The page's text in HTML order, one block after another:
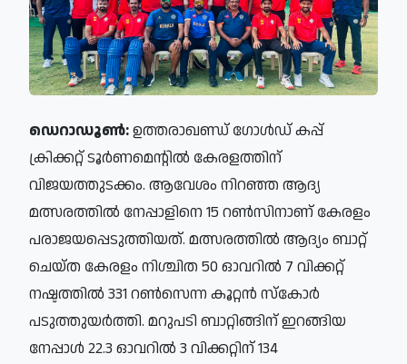
ഡെറാഡൂൺ:ഉത്തരാഖണ്ഡ് ഗോൾഡ് കപ്പ്
ക്രിക്കറ്റ് ടൂർണമെന്റിൽ കേരളത്തിന്
വിജയത്തുടക്കം. ആവേശം നിറഞ്ഞ ആദ്യ
മത്സരത്തിൽ നേപ്പാളിനെ 15 റൺസിനാണ് കേരളം
പരാജയപ്പെടുത്തിയത്. മത്സരത്തിൽ ആദ്യം ബാറ്റ്
ചെയ്ത കേരളം നിശ്ചിത 50 ഓവറിൽ 7 വിക്കറ്റ്
നഷ്ടത്തിൽ 331 റൺസെന്ന കൂറ്റൻ സ്കോർ
പടുത്തുയർത്തി. മറുപടി ബാറ്റിങ്ങിന് ഇറങ്ങിയ
നേപ്പാൾ 22.3 ഓവറിൽ 3 വിക്കറ്റിന് 134